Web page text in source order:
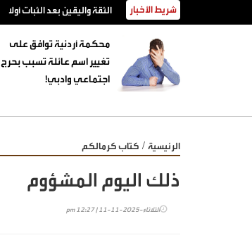
شريط الأخبار الثقة واليقين بعد الثبات أولا
محكمة أردنية توافق على
تغيير اسم عائلة تسبب بحرج
اجتماعي وادبي!
الرئيسية / كتاب كرمالكم
ذلك اليوم المشؤوم
الثلاثاء-2025-11-11 | 12:27 pm